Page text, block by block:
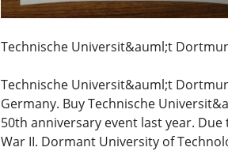
Technische Universit&auml;t
Technische Universit&auml;t
Germany. Buy Technische
50th anniversary event last year.
War II. Dormant University of